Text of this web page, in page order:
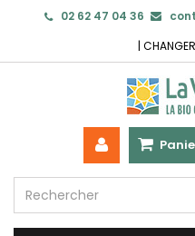
02 62 47 04 36
|